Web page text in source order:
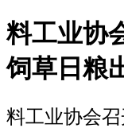
料工业协
饲草日粮
料工业协会